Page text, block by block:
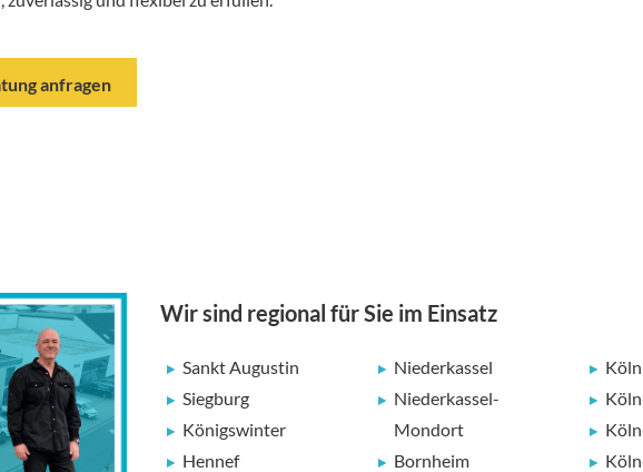
anfragen
Wir sind regional für Sie im Einsatz
Sankt Augustin
Siegburg
Königswinter
Hennef
Niederkassel
Niederkassel-
Mondort
Bornheim
Köln